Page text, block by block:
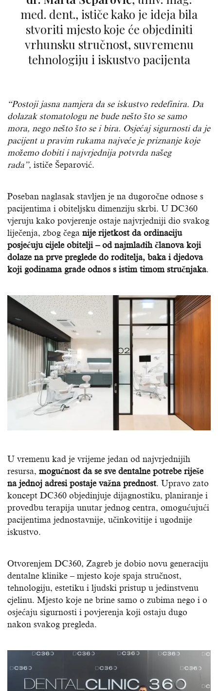
med. dent., ističe kako je ideja bila
stvoriti mjesto koje će objediniti
vrhunsku stručnost, suvremenu
tehnologiju i iskustvo pacijenta
“Postoji jasna namjera da se iskustvo redefinira. Da
dolazak stomatologu ne bude nešto što se samo
mora, nego nešto što se i bira. Osjećaj sigurnosti da je
pacijent u pravim rukama najveće je priznanje koje
možemo dobiti i najvrjednija potvrda našeg
rada”, ističe Šeparović.
Poseban naglasak stavljen je na dugoročne odnose s
pacijentima i obiteljsku dimenziju skrbi. U DC360
vjeruju kako povjerenje ostaje najvrjedniji dio svakog
liječenja, zbog čega nije rijetkost da ordinaciju
posjećuju cijele obitelji – od najmlađih članova koji
dolaze na prve preglede do roditelja, baka i djedova
koji godinama grade odnos s istim timom stručnjaka.
U vremenu kad je vrijeme jedan od najvrjednijih
resursa, mogućnost da se sve dentalne potrebe riješe
na jednoj adresi postaje važna prednost. Upravo zato
koncept DC360 objedinjuje dijagnostiku, planiranje i
provedbu terapija unutar jednog centra, omogućujući
pacijentima jednostavnije, učinkovitije i ugodnije
iskustvo.
Otvorenjem DC360, Zagreb je dobio novu generaciju
dentalne klinike – mjesto koje spaja stručnost,
tehnologiju, estetiku i ljudski pristup u jedinstvenu
cjelinu. Mjesto koje ne brine samo o zubima nego i o
osjećaju sigurnosti i povjerenja koji ostaju dugo
nakon svakog pregleda.